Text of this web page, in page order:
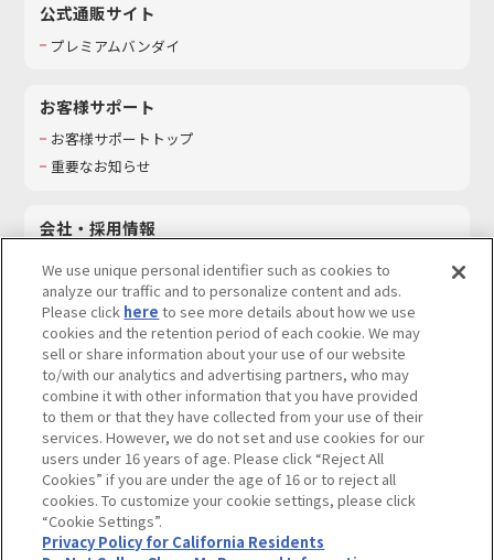
公式通販サイト
プレミアムバンダイ
お客様サポート
お客様サポートトップ
重要なお知らせ
会社・採用情報
採用情報
サステナビリティ
お問い合わせ
ウェブサイトご利用条件 ソーシャルメディアポリシー
個人情報及び特定個人情報等の取り扱いに関する保護方針
Do Not Sell or Share My Personal Information著作権・商標について
カスタマーハラスメントに対する基本的な対応方針
We use unique personal identifier such as cookies to
analyze our traffic and to personalize content and ads.
Please click here to see more details about how we use
cookies and the retention period of each cookie. We may
sell or share information about your use of our website
to/with our analytics and advertising partners, who may
combine it with other information that you have provided
to them or that they have collected from your use of their
services. However, we do not set and use cookies for our
users under 16 years of age. Please click “Reject All
Cookies” if you are under the age of 16 or to reject all
cookies. To customize your cookie settings, please click
“Cookie Settings”.
Privacy Policy for California Residents